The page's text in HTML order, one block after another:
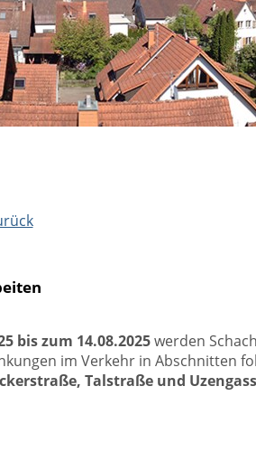
bis zum 14.08.2025werden
im Verkehr in Abschnitten
Talstraße und